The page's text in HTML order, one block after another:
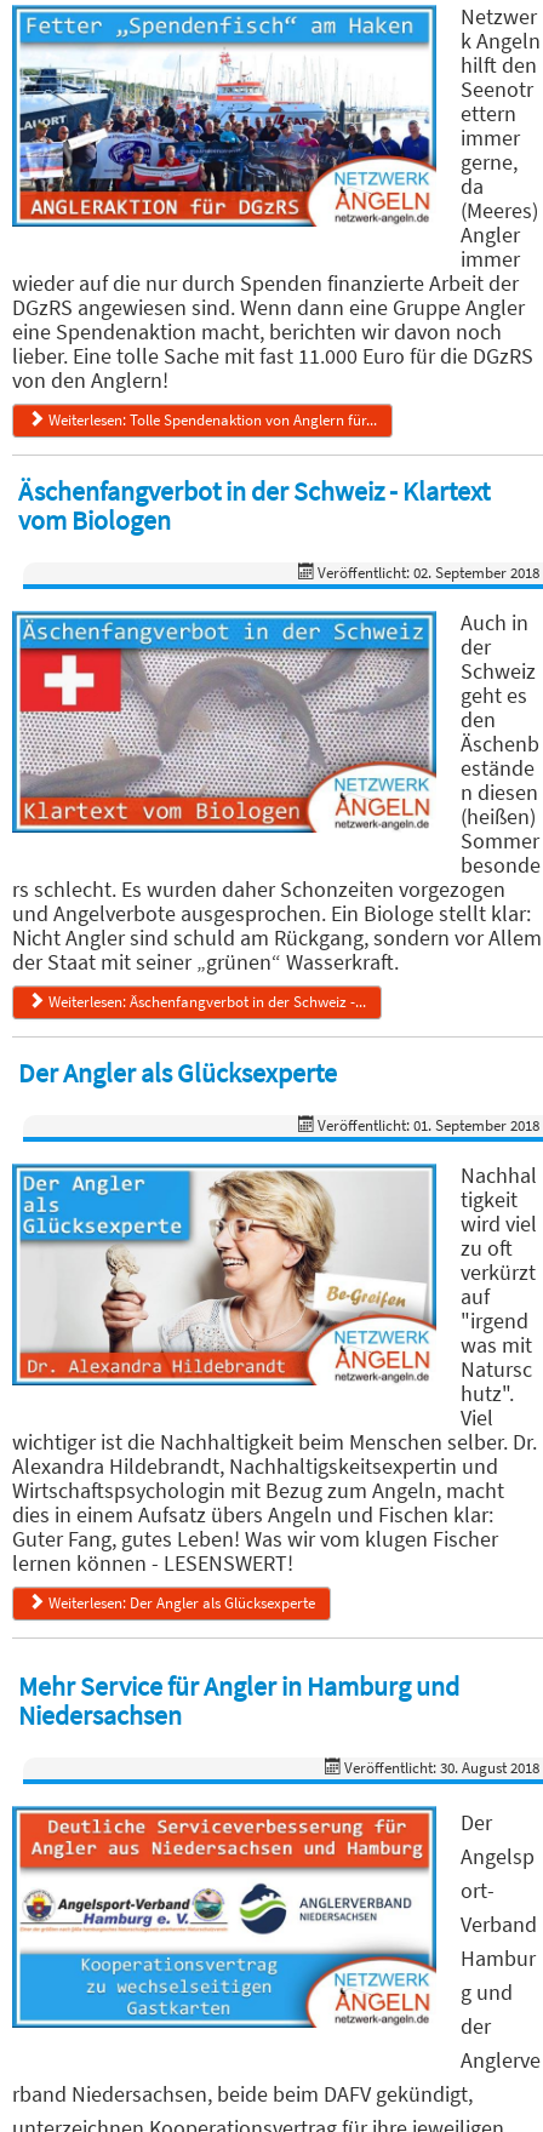
Netzwer
k Angeln
hilft den
Seenotr
ettern
immer
gerne,
da
(Meeres)
Angler
immer
wieder auf die nur durch Spenden finanzierte Arbeit der
DGzRS angewiesen sind. Wenn dann eine Gruppe Angler
eine Spendenaktion macht, berichten wir davon noch
lieber. Eine tolle Sache mit fast 11.000 Euro für die DGzRS
von den Anglern!
Weiterlesen: Tolle Spendenaktion von Anglern für...
Äschenfangverbot in der Schweiz - Klartext
vom Biologen
Veröffentlicht: 02. September 2018
Auch in
der
Schweiz
geht es
den
Äschenb
estände
n diesen
(heißen)
Sommer
besonde
rs schlecht. Es wurden daher Schonzeiten vorgezogen
und Angelverbote ausgesprochen. Ein Biologe stellt klar:
Nicht Angler sind schuld am Rückgang, sondern vor Allem
der Staat mit seiner „grünen“ Wasserkraft.
Weiterlesen: Äschenfangverbot in der Schweiz -...
Der Angler als Glücksexperte
Veröffentlicht: 01. September 2018
Nachhal
tigkeit
wird viel
zu oft
verkürzt
auf
"irgend
was mit
Natursc
hutz".
Viel
wichtiger ist die Nachhaltigkeit beim Menschen selber. Dr.
Alexandra Hildebrandt, Nachhaltigskeitsexpertin und
Wirtschaftspsychologin mit Bezug zum Angeln, macht
dies in einem Aufsatz übers Angeln und Fischen klar:
Guter Fang, gutes Leben! Was wir vom klugen Fischer
lernen können - LESENSWERT!
Weiterlesen: Der Angler als Glücksexperte
Mehr Service für Angler in Hamburg und
Niedersachsen
Veröffentlicht: 30. August 2018
Der
Angelsp
ort-
Verband
Hambur
g und
der
Anglerve
rband Niedersachsen, beide beim DAFV gekündigt,